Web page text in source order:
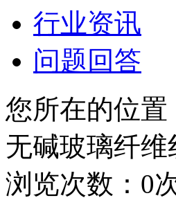
行业资讯
问题回答
您所在的位置
无碱玻璃纤
浏览次数： 0